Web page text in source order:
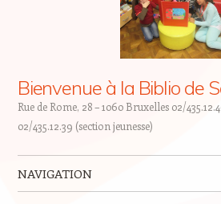
Bienvenue à la Biblio de
Rue de Rome, 28 – 1060 Bruxelles 02/
02/435.12.39 (section jeunesse)
NAVIGATION